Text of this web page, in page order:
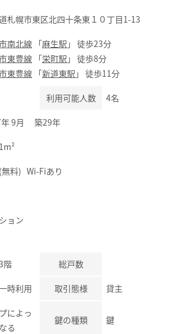
札幌市東区北四十条東１０丁目1-13
南北線 「麻生駅 」 徒歩23分
東豊線 「栄町駅 」 徒歩8分
東豊線 「新道東駅 」 徒歩11分
利用可能人数 4名
年 9月 築29年
無料) Wi-Fiあり
ョン
階 総戸数
時利用 取引態様 貸主
によっ
る
鍵の種類 鍵